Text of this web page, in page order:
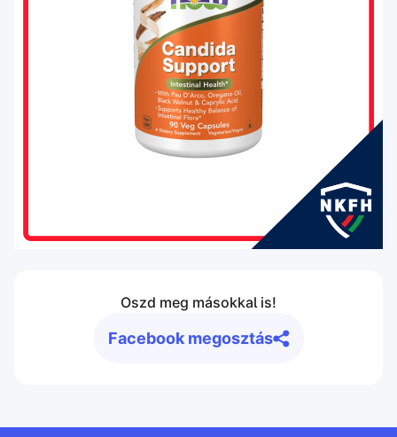
Oszd meg másokkal is!
Facebook megosztás